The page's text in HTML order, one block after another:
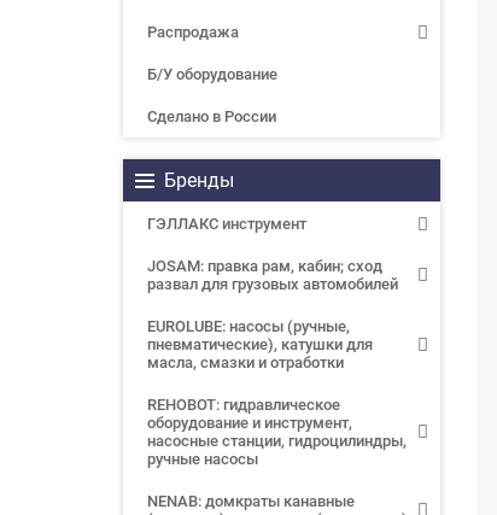
Распродажа
Б/У оборудование
Сделано в России
Бренды
ГЭЛЛАКС инструмент
JOSAM: правка рам, кабин; сход
развал для грузовых автомобилей
EUROLUBE: насосы (ручные,
пневматические), катушки для
масла, смазки и отработки
REHOBOT: гидравлическое
оборудование и инструмент,
насосные станции, гидроцилиндры,
ручные насосы
NENAB: домкраты канавные